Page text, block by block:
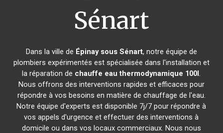
Sénart
Dans la ville de Épinay sous Sénart, notre équipe de
plombiers expérimentés est spécialisée dans l'installation et
la réparation de chauffe eau thermodynamique 100l.
Nous offrons des interventions rapides et efficaces pour
répondre à vos besoins en matière de chauffage de l'eau.
Notre équipe d'experts est disponible 7j/7 pour répondre à
vos appels d'urgence et effectuer des interventions à
domicile ou dans vos locaux commerciaux. Nous nous